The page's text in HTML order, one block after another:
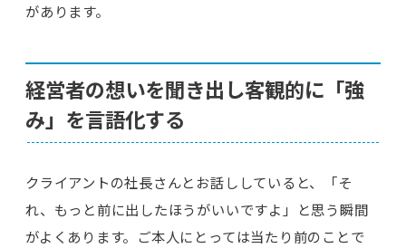
があります。
経営者の想いを聞き出し客観的に「強
み」を言語化する
クライアントの社長さんとお話ししていると、「そ
れ、もっと前に出したほうがいいですよ」と思う瞬間
がよくあります。ご本人にとっては当たり前のことで